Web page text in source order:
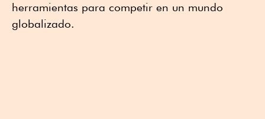
herramientas para competir en un mundo
globalizado.